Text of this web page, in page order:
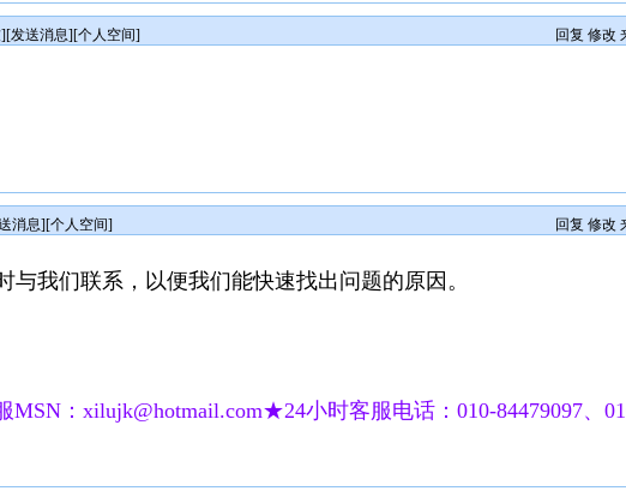
][发送消息][个人空间] 回复 修改
消息][个人空间] 回复 修改
我们联系，以便我们能快速找出问题的原因。
：xilujk@hotmail.com★24小时客服电话：010-84479097、